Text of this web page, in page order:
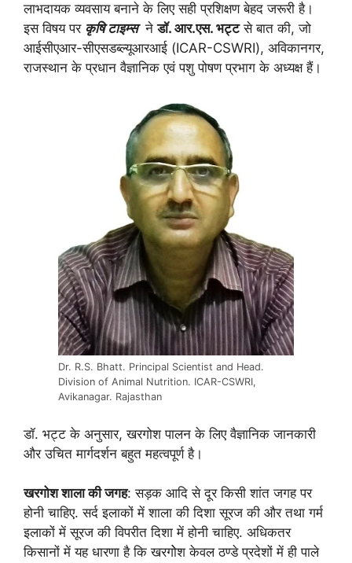
लाभदायक व्यवसाय बनाने के लिए सही प्रशिक्षण बेहद जरूरी है।
इस विषय पर कृषि टाइम्सनेडॉ. आर.एस. भट्टसे बात की, जो
आईसीएआर-सीएसडब्ल्यूआरआई (ICAR-CSWRI), अविकानगर,
राजस्थान के प्रधान वैज्ञानिक एवं पशु पोषण प्रभाग के अध्यक्ष हैं।
Dr. R.S. Bhatt. Principal Scientist and Head.
Division of Animal Nutrition. ICAR-CSWRI,
Avikanagar. Rajasthan
डॉ. भट्ट के अनुसार, खरगोश पालन के लिए वैज्ञानिक जानकारी
और उचित मार्गदर्शन बहुत महत्वपूर्ण है।
खरगोश शाला की जगह: सड़क आदि से दूर किसी शांत जगह पर
होनी चाहिए. सर्द इलाकों में शाला की दिशा सूरज की और तथा गर्म
इलाकों में सूरज की विपरीत दिशा में होनी चाहिए. अधिकतर
किसानों में यह धारणा है कि खरगोेश केवल ठण्डे प्रदेशों में ही पाले